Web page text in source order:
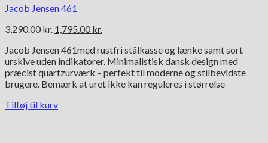
Jacob Jensen 461
3,290.00kr. Den
pris
var:
3,290.00 kr..
1,795.00 kr.
pris
er:
1,795.00 kr..
Jacob Jensen 461med rustfri stålkasse og lænke samt sort
urskive uden indikatorer. Minimalistisk dansk design med
præcist quartzurværk – perfekt til moderne og stilbevidste
brugere. Bemærk at uret ikke kan reguleres i størrelse
Tilføj til kurv